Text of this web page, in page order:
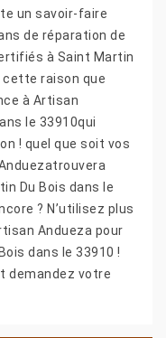
un savoir-faire
de réparation de
à Saint Martin
cette raison que
à Artisan
le 33910qui
! quel que soit vos
Du Bois dans le
? N’utilisez plus
Andueza pour
dans le 33910 !
demandez votre